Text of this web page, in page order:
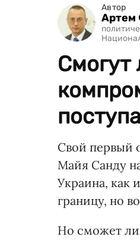
Автор
Артем
Смогут
Свой первый
Майя Санду
Украина, как
границу, но
Но сможет ли